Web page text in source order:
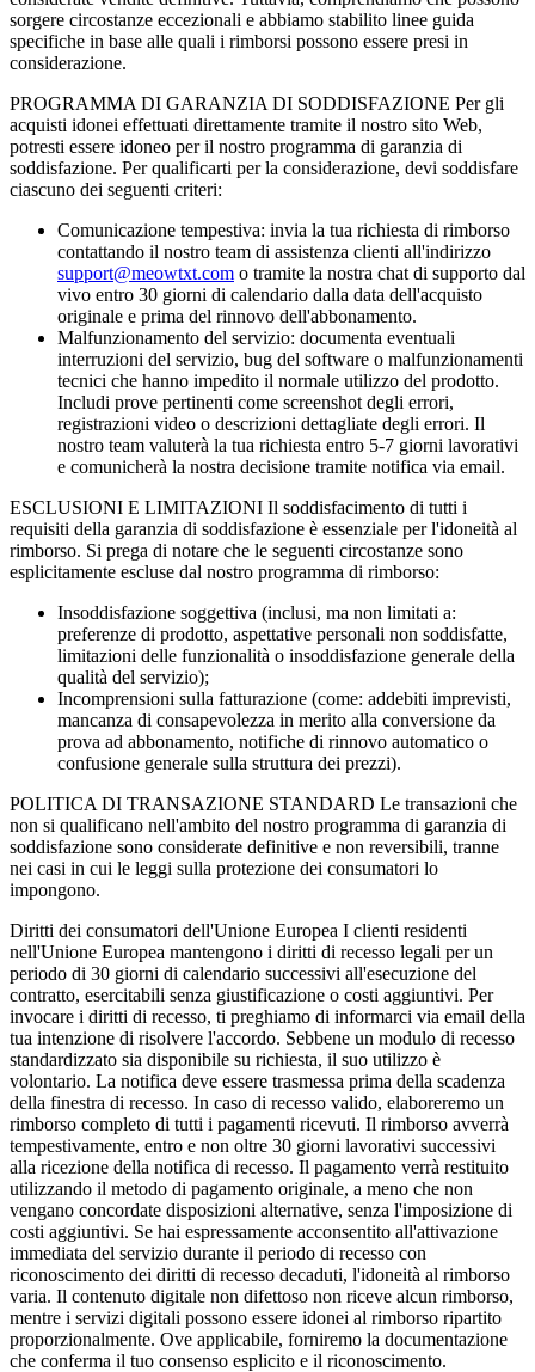
sorgere circostanze eccezionali e abbiamo stabilito linee guida
specifiche in base alle quali i rimborsi possono essere presi in
considerazione.
PROGRAMMA DI GARANZIA DI SODDISFAZIONE Per gli
acquisti idonei effettuati direttamente tramite il nostro sito Web,
potresti essere idoneo per il nostro programma di garanzia di
soddisfazione. Per qualificarti per la considerazione, devi soddisfare
ciascuno dei seguenti criteri:
Comunicazione tempestiva: invia la tua richiesta di rimborso
contattando il nostro team di assistenza clienti all'indirizzo
support@meowtxt.com o tramite la nostra chat di supporto dal
vivo entro 30 giorni di calendario dalla data dell'acquisto
originale e prima del rinnovo dell'abbonamento.
Malfunzionamento del servizio: documenta eventuali
interruzioni del servizio, bug del software o malfunzionamenti
tecnici che hanno impedito il normale utilizzo del prodotto.
Includi prove pertinenti come screenshot degli errori,
registrazioni video o descrizioni dettagliate degli errori. Il
nostro team valuterà la tua richiesta entro 5-7 giorni lavorativi
e comunicherà la nostra decisione tramite notifica via email.
ESCLUSIONI E LIMITAZIONI Il soddisfacimento di tutti i
requisiti della garanzia di soddisfazione è essenziale per l'idoneità al
rimborso. Si prega di notare che le seguenti circostanze sono
esplicitamente escluse dal nostro programma di rimborso:
Insoddisfazione soggettiva (inclusi, ma non limitati a:
preferenze di prodotto, aspettative personali non soddisfatte,
limitazioni delle funzionalità o insoddisfazione generale della
qualità del servizio);
Incomprensioni sulla fatturazione (come: addebiti imprevisti,
mancanza di consapevolezza in merito alla conversione da
prova ad abbonamento, notifiche di rinnovo automatico o
confusione generale sulla struttura dei prezzi).
POLITICA DI TRANSAZIONE STANDARD Le transazioni che
non si qualificano nell'ambito del nostro programma di garanzia di
soddisfazione sono considerate definitive e non reversibili, tranne
nei casi in cui le leggi sulla protezione dei consumatori lo
impongono.
Diritti dei consumatori dell'Unione Europea I clienti residenti
nell'Unione Europea mantengono i diritti di recesso legali per un
periodo di 30 giorni di calendario successivi all'esecuzione del
contratto, esercitabili senza giustificazione o costi aggiuntivi. Per
invocare i diritti di recesso, ti preghiamo di informarci via email della
tua intenzione di risolvere l'accordo. Sebbene un modulo di recesso
standardizzato sia disponibile su richiesta, il suo utilizzo è
volontario. La notifica deve essere trasmessa prima della scadenza
della finestra di recesso. In caso di recesso valido, elaboreremo un
rimborso completo di tutti i pagamenti ricevuti. Il rimborso avverrà
tempestivamente, entro e non oltre 30 giorni lavorativi successivi
alla ricezione della notifica di recesso. Il pagamento verrà restituito
utilizzando il metodo di pagamento originale, a meno che non
vengano concordate disposizioni alternative, senza l'imposizione di
costi aggiuntivi. Se hai espressamente acconsentito all'attivazione
immediata del servizio durante il periodo di recesso con
riconoscimento dei diritti di recesso decaduti, l'idoneità al rimborso
varia. Il contenuto digitale non difettoso non riceve alcun rimborso,
mentre i servizi digitali possono essere idonei al rimborso ripartito
proporzionalmente. Ove applicabile, forniremo la documentazione
che conferma il tuo consenso esplicito e il riconoscimento.